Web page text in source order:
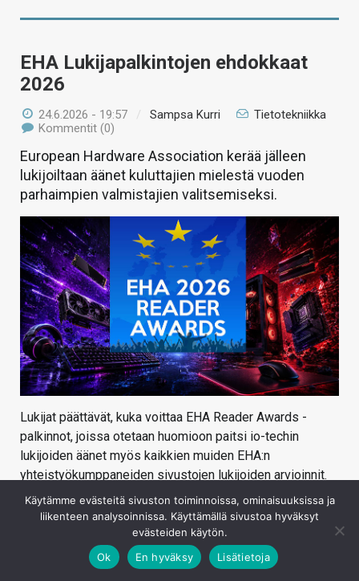
EHA Lukijapalkintojen ehdokkaat
2026
24.6.2026 - 19:57 / Sampsa Kurri
Tietotekniikka
Kommentit (0)
European Hardware Association kerää jälleen
lukijoiltaan äänet kuluttajien mielestä vuoden
parhaimpien valmistajien valitsemiseksi.
Lukijat päättävät, kuka voittaa EHA Reader Awards -
palkinnot, joissa otetaan huomioon paitsi io-techin
lukijoiden äänet myös kaikkien muiden EHA:n
yhteistyökumppaneiden sivustojen lukijoiden arvioinnit.
EHA:n yhdeksän jäsenjulkaisua edustavat yli 20 miljoonan
lukijan yleisöä ympäri Eurooppaa, mukaan lukien
Technology Insider (Alankomaat), HardwareLuxx (Saksa),
Hardware Upgrade (Italia), Geeknetic (Espanja), Lab501
Käytämme evästeitä sivuston toiminnoissa, ominaisuuksissa ja
liikenteen analysoinnissa. Käyttämällä sivustoa hyväksyt
evästeiden käytön.
Ok
En hyväksy Lisätietoja